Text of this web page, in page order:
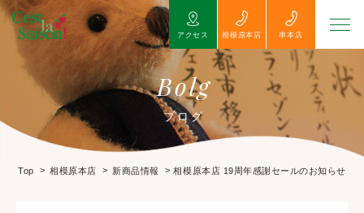
アクセス 相模原本店 串本店
Bolg
ブログ
Top > 相模原本店 > 新商品情報 >相模原本店 19周年感謝セールのお知らせ